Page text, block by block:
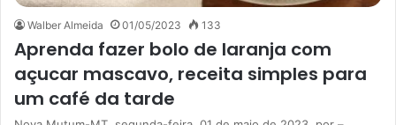
Walber Almeida 01/05/2023 133
Aprenda fazer bolo de laranja com
açucar mascavo, receita simples para
um café da tarde